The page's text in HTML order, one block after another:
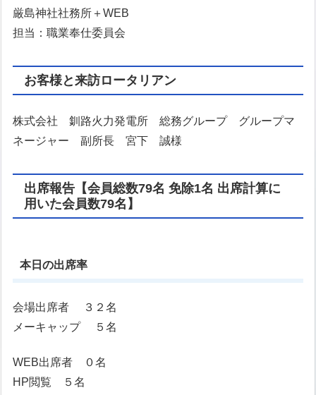
厳島神社社務所＋WEB
担当：職業奉仕委員会
お客様と来訪ロータリアン
株式会社 釧路火力発電所 総務グループ グループマ
ネージャー 副所長 宮下 誠様
出席報告【会員総数79名 免除1名 出席計算に
用いた会員数79名】
本日の出席率
会場出席者 ３２名
メーキャップ ５名
WEB出席者 ０名
HP閲覧 ５名